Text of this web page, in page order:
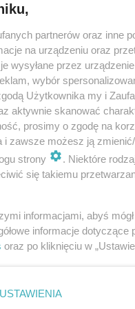
Nie ma rzeczy
Martyną
Mówią o niej, że jest
„nie zdarzają”. I to
z tego świata.
dodano 7-5-2010
zastępuje porady
serwisu nie
w rozumieniu art.
partnerów oraz inne
na urządzeniu oraz
wysyłane przez
wybór
Użytkownika my i
aktywnie skanować
prosimy o zgodę na
i zawsze możesz ją
strony
. Niektóre
się takiemu
informacjami, abyś
informacje
oraz po kliknięciu w
USTAWIENIA